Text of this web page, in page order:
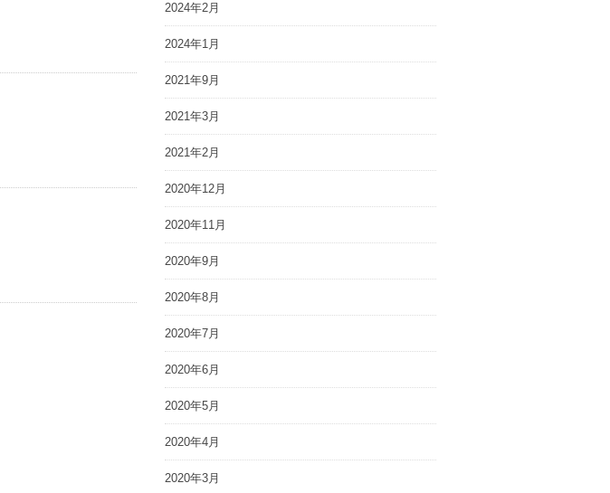
2024年2月
2024年1月
2021年9月
2021年3月
2021年2月
2020年12月
2020年11月
2020年9月
2020年8月
2020年7月
2020年6月
2020年5月
2020年4月
2020年3月